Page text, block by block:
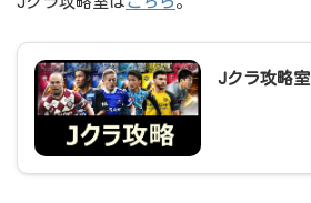
Jクラ攻略室